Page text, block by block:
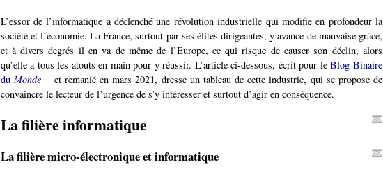
L’essor de l’informatique a déclenché une révolution industrielle qui modifie en profondeur la
société et l’économie. La France, surtout par ses élites dirigeantes, y avance de mauvaise grâce,
et à divers degrés il en va de même de l’Europe, ce qui risque de causer son déclin, alors
qu’elle a tous les atouts en main pour y réussir. L’article ci-dessous, écrit pour leBlog Binaire
du Monde
et remanié en mars 2021, dresse un tableau de cette industrie, qui se propose de
convaincre le lecteur de l’urgence de s’y intéresser et surtout d’agir en conséquence.
La filière informatique
La filière micro-électronique et informatique